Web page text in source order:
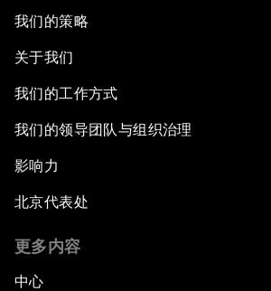
我们的策略
关于我们
我们的工作方式
我们的领导团队与组织治理
影响力
北京代表处
更多内容
中心